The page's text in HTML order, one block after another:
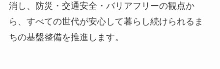
消し、防災・交通安全・バリアフリーの観点か
ら、すべての世代が安心して暮らし続けられるま
ちの基盤整備を推進します。